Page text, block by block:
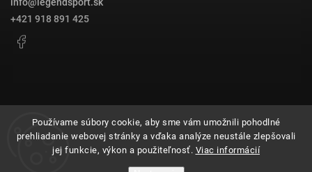
Používame súbory cookie, aby sme vám umožnili pohodlné
prehliadanie webovej stránky a vďaka analýze neustále zlepšovali
jej funkcie, výkon a použiteľnosť. Viac informácií
info@ legendsport.sk
+421 918 891 425
Copyright 2026legendsport.sk. Všetky práva vyhradené.